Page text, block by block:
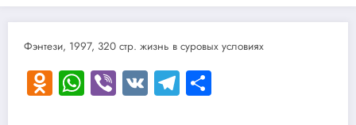
Фэнтези, 1997, 320 стр. жизнь в суровых условиях
Odnoklassniki
WhatsApp
Viber
VKTelegram